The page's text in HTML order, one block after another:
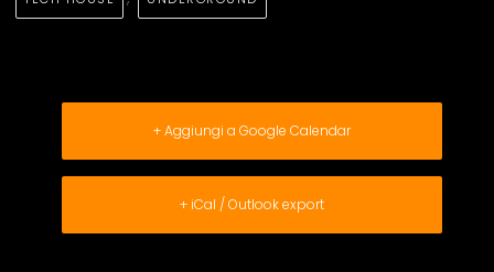
+ Aggiungi a Google Calendar
+ iCal / Outlook export